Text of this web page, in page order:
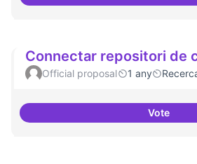
Connectar repositori de
Official proposal 1 any
Vote